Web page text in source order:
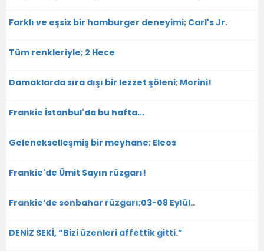
Farklı ve eşsiz bir hamburger deneyimi; Carl's Jr.
Tüm renkleriyle; 2 Hece
Damaklarda sıra dışı bir lezzet şöleni; Morini!
Frankie İstanbul'da bu hafta...
Gelenekselleşmiş bir meyhane; Eleos
Frankie'de Ümit Sayın rüzgarı!
Frankie’de sonbahar rüzgarı;03-08 Eylül..
DENİZ SEKİ, “Bizi üzenleri affettik gitti.”